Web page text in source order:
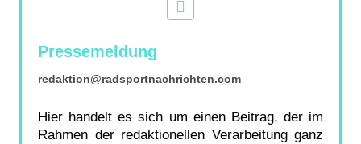
Pressemeldung
redaktion@radsportnachrichten.com
Hier handelt es sich um einen Beitrag, der im
Rahmen der redaktionellen Verarbeitung ganz